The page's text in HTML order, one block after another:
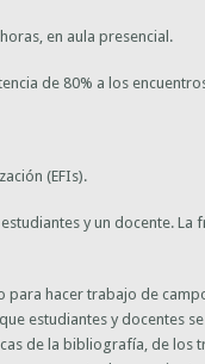
en aula presencial.
de 80% a los
(EFIs).
y un docente. La
para hacer trabajo de
estudiantes y docentes
de la bibliografía, de los